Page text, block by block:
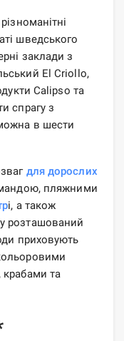
шведського
заклади з
El Criollo,
Calipso та
спрагу з
в шести
для дорослих
пляжними
і, а також
розташований
приховують
та